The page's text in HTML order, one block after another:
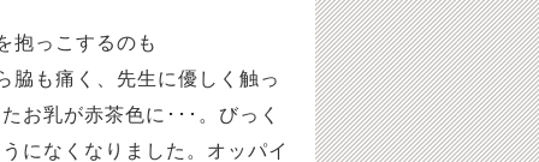
抱っこするのも
脇も痛く、先生に優しく触っ
お乳が赤茶色に･･･。びっく
になくなりました。オッパイ